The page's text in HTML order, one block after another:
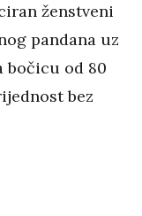
ženstveni
pandana uz
bočicu od 80
bez